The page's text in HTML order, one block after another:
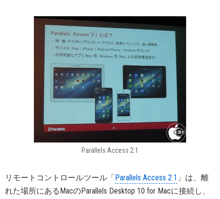
Parallels Access 2.1
リモートコントロールツール「Parallels Access 2.1 」は、離
れた場所にあるMacのParallels Desktop 10 for Macに接続し、